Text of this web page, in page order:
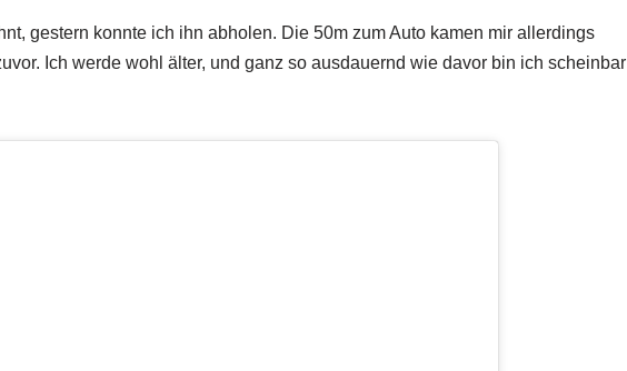
gestern konnte ich ihn abholen. Die 50m zum Auto kamen mir allerdings
Ich werde wohl älter, und ganz so ausdauernd wie davor bin ich scheinbar